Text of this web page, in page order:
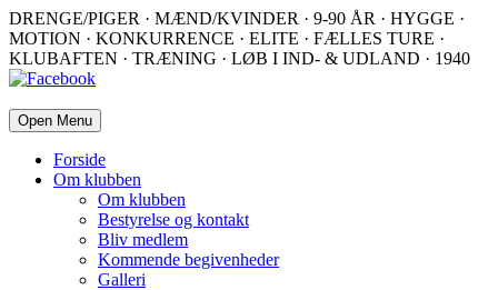
DRENGE/PIGER · MÆND/KVINDER · 9-90 ÅR · HYGGE ·
MOTION · KONKURRENCE · ELITE · FÆLLES TURE ·
KLUBAFTEN · TRÆNING · LØB I IND- & UDLAND · 1940
Open Menu
Forside
Om klubben
Om klubben
Bestyrelse og kontakt
Bliv medlem
Kommende begivenheder
Galleri